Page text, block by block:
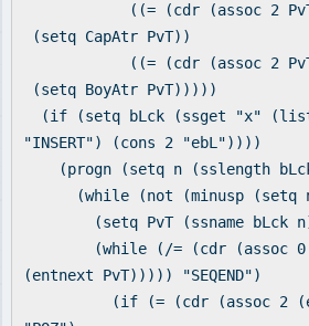
((= (cdr (assoc 2
(setq CapAtr PvT))
((= (cdr (assoc 2
(setq BoyAtr PvT)))))
(if (setq bLck (ssget "x"
"INSERT") (cons 2 "ebL"))))
(progn (setq n (sslength
(while (not (minusp (setq
(setq PvT (ssname bLck
(while (/= (cdr (assoc 0
(entnext PvT))))) "SEQEND")
(if (= (cdr (assoc 2